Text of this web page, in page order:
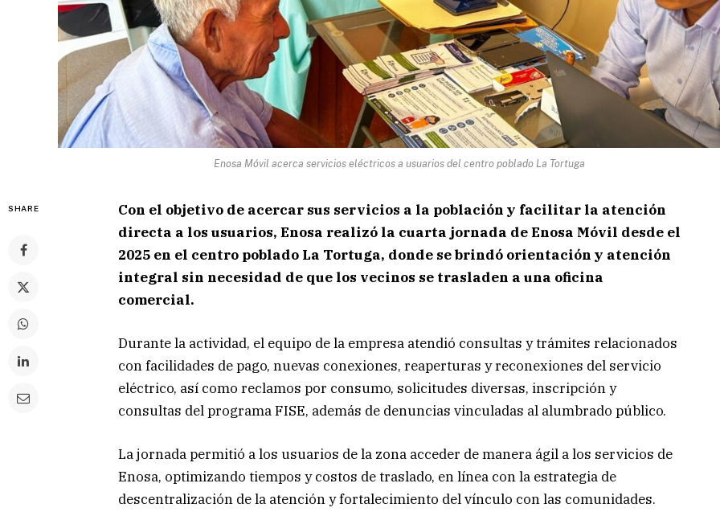
Enosa Móvil acerca servicios eléctricos a usuarios del centro poblado La Tortuga
SHARE
Con el objetivo de acercar sus servicios a la población y facilitar la atención
directa a los usuarios, Enosa realizó la cuarta jornada de Enosa Móvil desde el
2025 en el centro poblado La Tortuga, donde se brindó orientación y atención
integral sin necesidad de que los vecinos se trasladen a una oficina
comercial.
Durante la actividad, el equipo de la empresa atendió consultas y trámites relacionados
con facilidades de pago, nuevas conexiones, reaperturas y reconexiones del servicio
eléctrico, así como reclamos por consumo, solicitudes diversas, inscripción y
consultas del programa FISE, además de denuncias vinculadas al alumbrado público.
La jornada permitió a los usuarios de la zona acceder de manera ágil a los servicios de
Enosa, optimizando tiempos y costos de traslado, en línea con la estrategia de
descentralización de la atención y fortalecimiento del vínculo con las comunidades.